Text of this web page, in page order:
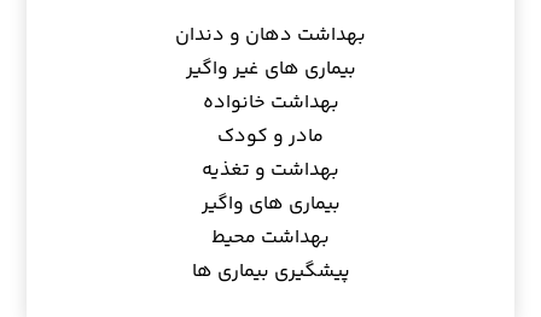
بهداشت دهان و دندان
بیماری های غیر واگیر
بهداشت خانواده
مادر و کودک
بهداشت و تغذیه
بیماری های واگیر
بهداشت محیط
پیشگیری بیماری ها